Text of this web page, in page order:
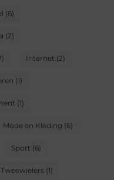
(6)
(2)
Internet (2)
(1)
(1)
Mode en Kleding (6)
Sport (6)
Tweewielers(1)